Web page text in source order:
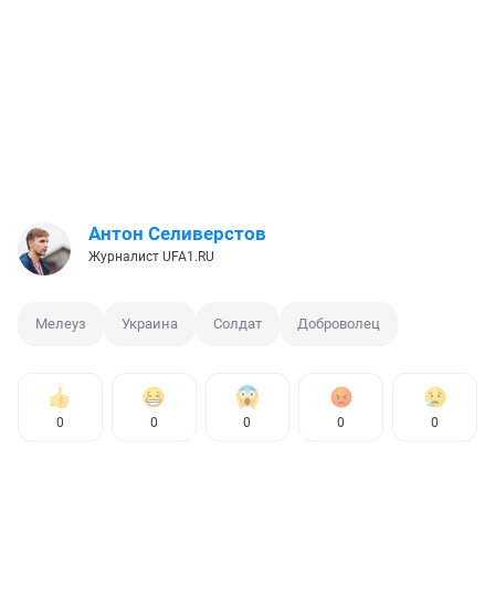
Антон Селиверстов
Журналист UFA1.RU
Мелеуз Украина Солдат Доброволец
0 0 0 0 0